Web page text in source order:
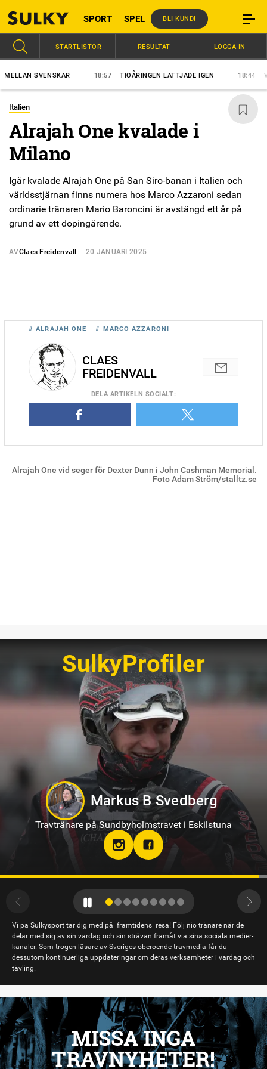
SPORT SPEL BLI KUND!
SVENSKAR 18:57 TIOÅRINGEN LATTJADE IGEN 18:44
STARTLISTOR RESULTAT LOGGA IN
Italien
Alrajah One kvalade i
Milano
Igår kvalade Alrajah One på San Siro-banan i Italien och
världsstjärnan finns numera hos Marco Azzaroni sedan
ordinarie tränaren Mario Baroncini är avstängd ett år på
grund av ett dopingärende.
AVClaes Freidenvall 20 JANUARI 2025
Alrajah One vid seger för Dexter Dunn i John Cashman Memorial.
Foto Adam Ström/stalltz.se
# ALRAJAH ONE # MARCO AZZARONI
CLAES
FREIDENVALL
DELA ARTIKELN SOCIALT:
SulkyProfiler
Oskar Kylin Blom
Travtränare på Gävletravet
Vi på Sulkysport tar dig med på framtidens resa! Följ nio tränare när de
delar med sig av sin vardag och sin strävan framåt via sina sociala medier-
kanaler. Som trogen läsare av Sveriges oberoende travmedia får du
dessutom kontinuerliga uppdateringar om deras verksamheter i vardag och
tävling.
MISSA INGA
TRAVNYHETER!